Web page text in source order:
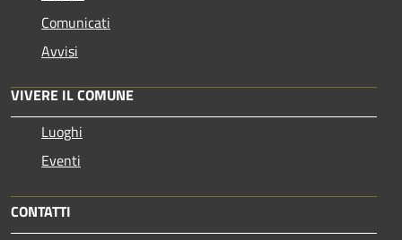
Comunicati
Avvisi
VIVERE IL COMUNE
Luoghi
Eventi
CONTATTI